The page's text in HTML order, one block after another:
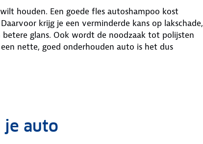
houden. Een goede fles autoshampoo kost
krijg je een verminderde kans op lakschade,
glans. Ook wordt de noodzaak tot polijsten
nette, goed onderhouden auto is het dus
je auto